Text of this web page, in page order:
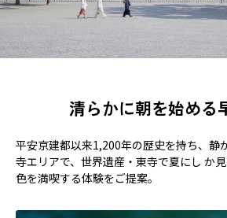
清らかに朝を始める
平安京建都以来1,200年の歴史を持ち、静
寺エリアで、世界遺産・東寺で夏にし か
色を満喫する体験をご提案。